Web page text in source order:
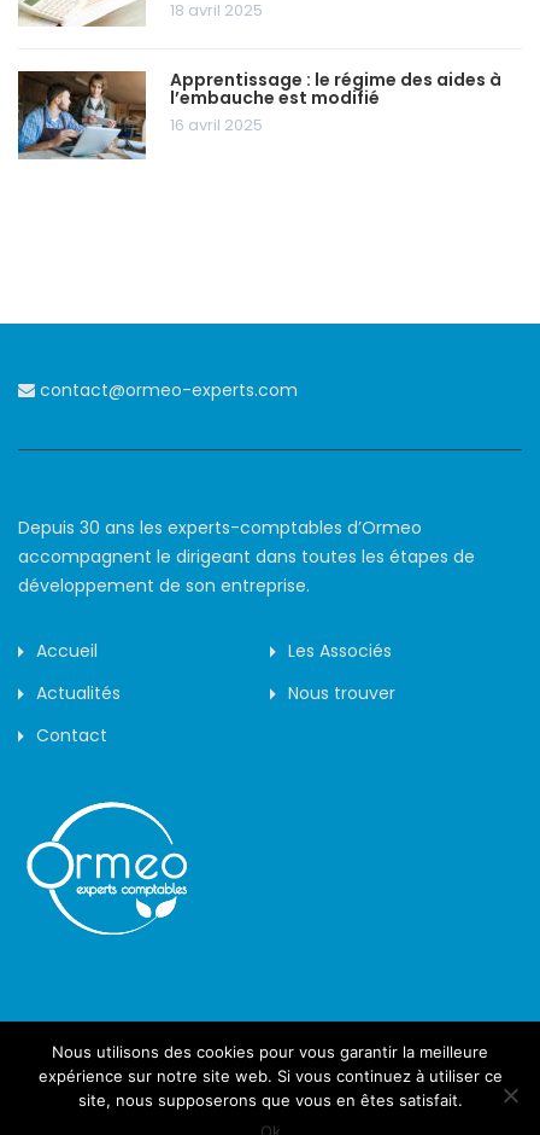
18 avril 2025
Apprentissage : le régime des aides à
l’embauche est modifié
16 avril 2025
contact@ormeo-experts.com
Depuis 30 ans les experts-comptables d’Ormeo
accompagnent le dirigeant dans toutes les étapes de
développement de son entreprise.
Accueil
Les Associés
Actualités
Nous trouver
Contact
©2019 - Arôme -
Nous utilisons des cookies pour vous garantir la meilleure
expérience sur notre site web. Si vous continuez à utiliser ce
site, nous supposerons que vous en êtes satisfait.